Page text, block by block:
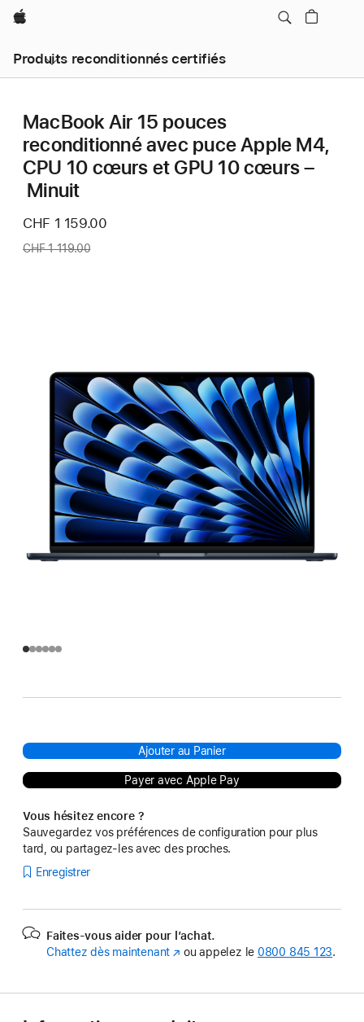
Apple
Produits reconditionnés certifiés
MacBook Air 15 pouces
reconditionné avec puce Apple M4,
CPU 10 cœurs et GPU 10 cœurs –
Minuit
Nouveau
prix
CHF 1 159.00
Ancien
CHF 1 119.00
Ajouter au Panier
Payer avec Apple Pay
Vous hésitez encore ?
Sauvegardez vos préférences de configuration pour plus
tard, ou partagez-les avec des proches.
Enregistrer
Faites-vous aider pour l’achat.
Chattez dès maintenant (s’ouvre
ou appelez le 0800 845 123.